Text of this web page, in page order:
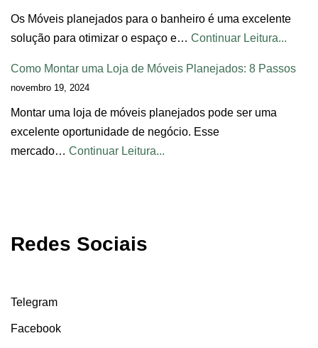
Os Móveis planejados para o banheiro é uma excelente
solução para otimizar o espaço e… Continuar Leitura...
Como Montar uma Loja de Móveis Planejados: 8 Passos
novembro 19, 2024
Montar uma loja de móveis planejados pode ser uma
excelente oportunidade de negócio. Esse
mercado… Continuar Leitura...
Redes Sociais
Telegram
Facebook